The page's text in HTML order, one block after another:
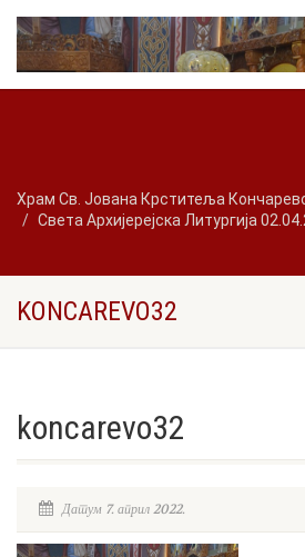
Храм Св. Јована Крститеља
Света Архијерејска Литургија
KONCAREVO32
koncarevo32
Датум 7. април 2022.